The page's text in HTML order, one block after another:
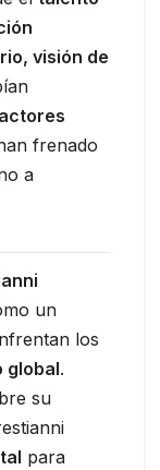
visión de
frenado
a
un
los
global.
su
para